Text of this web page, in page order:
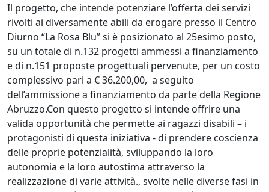
Il progetto, che intende potenziare l’offerta dei servizi
rivolti ai diversamente abili da erogare presso il Centro
Diurno “La Rosa Blu” si è posizionato al 25esimo posto,
su un totale di n.132 progetti ammessi a finanziamento
e di n.151 proposte progettuali pervenute, per un costo
complessivo pari a € 36.200,00, a seguito
dell’ammissione a finanziamento da parte della Regione
Abruzzo.Con questo progetto si intende offrire una
valida opportunità che permette ai ragazzi disabili – i
protagonisti di questa iniziativa - di prendere coscienza
delle proprie potenzialità, sviluppando la loro
autonomia e la loro autostima attraverso la
realizzazione di varie attività., svolte nelle diverse fasi in